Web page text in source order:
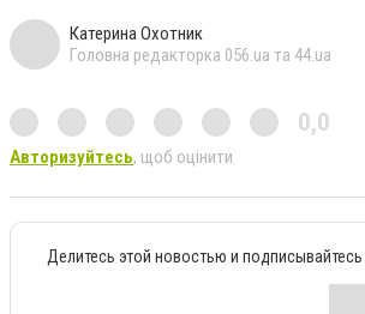
Катерина Охотник
Головна редакторка 056.ua та 44.ua
0,0
Авторизуйтесь, щоб оцінити
Делитесь этой новостью и